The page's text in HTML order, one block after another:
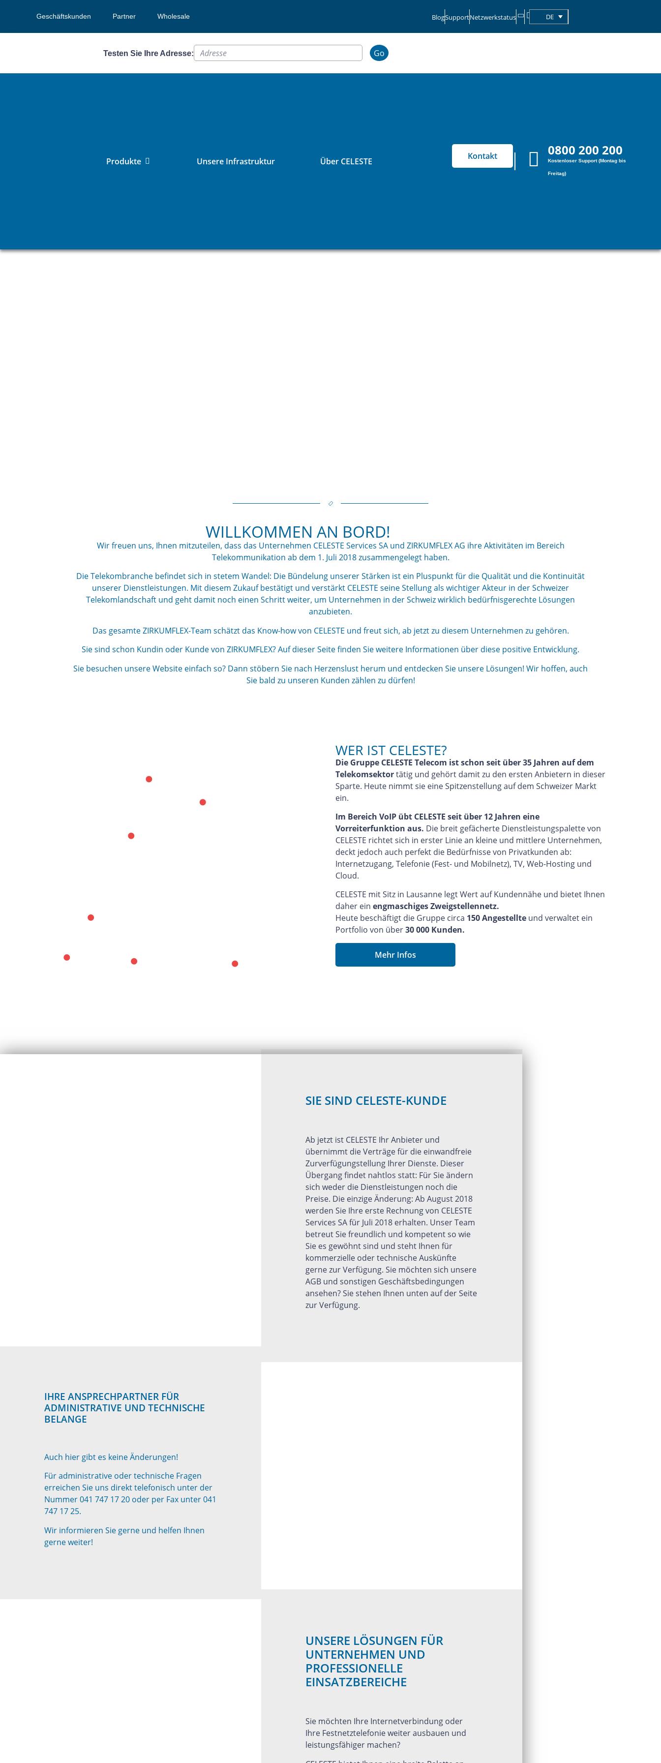
Geschäftskunden Partner Wholesale BlogSupportNetzwerkstatus DE
Testen Sie Ihre Adresse: Go
Produkte Unsere Infrastruktur Über CELESTE Kontakt 0800 200 200
Kostenloser Support (Montag bis
Freitag)
WILLKOMMEN AN BORD!
Wir freuen uns, Ihnen mitzuteilen, dass das Unternehmen CELESTE Services SA und ZIRKUMFLEX AG ihre Aktivitäten im Bereich
Telekommunikation ab dem 1. Juli 2018 zusammengelegt haben.
Die Telekombranche befindet sich in stetem Wandel: Die Bündelung unserer Stärken ist ein Pluspunkt für die Qualität und die Kontinuität
unserer Dienstleistungen. Mit diesem Zukauf bestätigt und verstärkt CELESTE seine Stellung als wichtiger Akteur in der Schweizer
Telekomlandschaft und geht damit noch einen Schritt weiter, um Unternehmen in der Schweiz wirklich bedürfnisgerechte Lösungen
anzubieten.
Das gesamte ZIRKUMFLEX-Team schätzt das Know-how von CELESTE und freut sich, ab jetzt zu diesem Unternehmen zu gehören.
Sie sind schon Kundin oder Kunde von ZIRKUMFLEX? Auf dieser Seite finden Sie weitere Informationen über diese positive Entwicklung.
Sie besuchen unsere Website einfach so? Dann stöbern Sie nach Herzenslust herum und entdecken Sie unsere Lösungen! Wir hoffen, auch
Sie bald zu unseren Kunden zählen zu dürfen!
WER IST CELESTE?
Die Gruppe CELESTE Telecom ist schon seit über 35 Jahren auf dem
Telekomsektortätig und gehört damit zu den ersten Anbietern in dieser
Sparte. Heute nimmt sie eine Spitzenstellung auf dem Schweizer Markt
ein.
Im Bereich VoIP übt CELESTE seit über 12 Jahren eine
Vorreiterfunktion aus. Die breit gefächerte Dienstleistungspalette von
CELESTE richtet sich in erster Linie an kleine und mittlere Unternehmen,
deckt jedoch auch perfekt die Bedürfnisse von Privatkunden ab:
Internetzugang, Telefonie (Fest- und Mobilnetz), TV, Web-Hosting und
Cloud.
CELESTE mit Sitz in Lausanne legt Wert auf Kundennähe und bietet Ihnen
daher ein engmaschiges Zweigstellennetz.
Heute beschäftigt die Gruppe circa 150 Angestellte und verwaltet ein
Portfolio von über30 000 Kunden.
Mehr Infos
SIE SIND CELESTE-KUNDE
Ab jetzt ist CELESTE Ihr Anbieter und
übernimmt die Verträge für die einwandfreie
Zurverfügungstellung Ihrer Dienste. Dieser
Übergang findet nahtlos statt: Für Sie ändern
sich weder die Dienstleistungen noch die
Preise. Die einzige Änderung: Ab August 2018
werden Sie Ihre erste Rechnung von CELESTE
Services SA für Juli 2018 erhalten. Unser Team
betreut Sie freundlich und kompetent so wie
Sie es gewöhnt sind und steht Ihnen für
kommerzielle oder technische Auskünfte
gerne zur Verfügung. Sie möchten sich unsere
AGB und sonstigen Geschäftsbedingungen
ansehen? Sie stehen Ihnen unten auf der Seite
zur Verfügung.
IHRE ANSPRECHPARTNER FÜR
ADMINISTRATIVE UND TECHNISCHE
BELANGE
Auch hier gibt es keine Änderungen!
Für administrative oder technische Fragen
erreichen Sie uns direkt telefonisch unter der
Nummer 041 747 17 20 oder per Fax unter 041
747 17 25.
Wir informieren Sie gerne und helfen Ihnen
gerne weiter!
UNSERE LÖSUNGEN FÜR
UNTERNEHMEN UND
PROFESSIONELLE
EINSATZBEREICHE
Sie möchten Ihre Internetverbindung oder
Ihre Festnetztelefonie weiter ausbauen und
leistungsfähiger machen?